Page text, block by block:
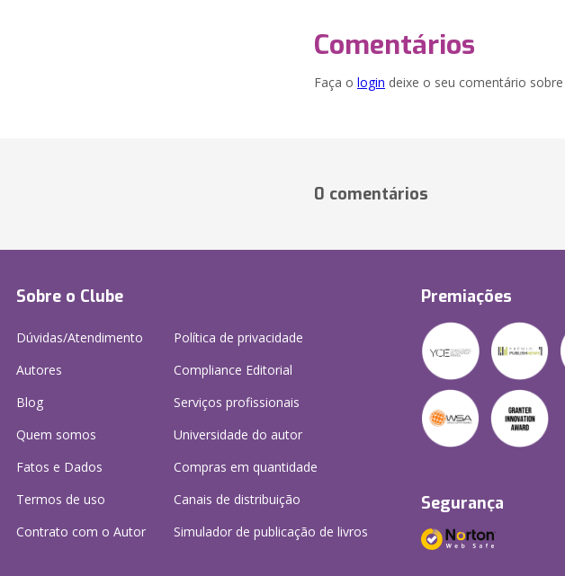
Comentários
Faça o login deixe o seu comentário
0 comentários
Sobre o Clube
Dúvidas/Atendimento
Autores
Blog
Quem somos
Fatos e Dados
Termos de uso
Contrato com o Autor
Política de privacidade
Compliance Editorial
Serviços profissionais
Universidade do autor
Compras em quantidade
Canais de distribuição
Simulador de publicação de livros
Premiações
Segurança